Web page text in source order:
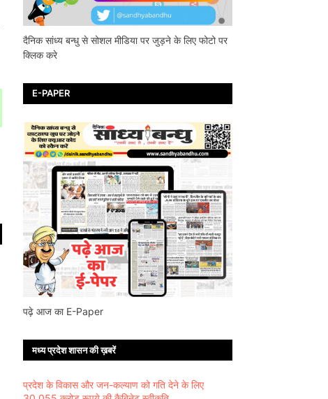
दैनिक सांध्य बन्धु से सोशल मीडिया पर जुड़ने के लिए फोटो पर
क्लिक करे
E-PAPER
पढ़े आज का E-Paper
मध्य प्रदेश शासन की ख़बरें
प्रदेश के विकास और जन-कल्याण को गति देने के लिए